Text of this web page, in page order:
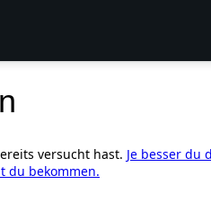
versucht hast. Je besser du
du bekommen.